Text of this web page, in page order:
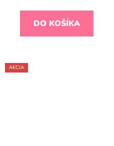
DO KOŠÍKA
AKCIA